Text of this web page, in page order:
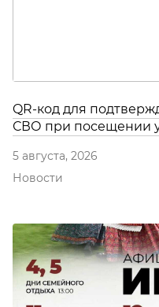
QR-код для
СВО при посещении
5 августа, 2026
Новости